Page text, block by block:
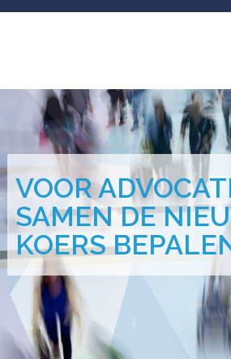
VOOR
SAMEN DE
KOERS